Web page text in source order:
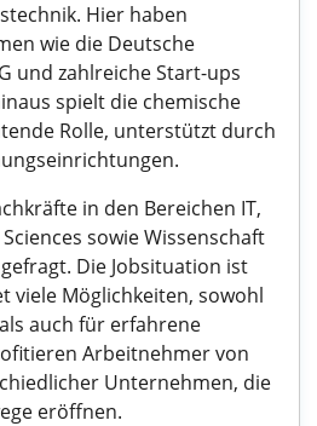
Hier haben
wie die Deutsche
und zahlreiche Start-ups
spielt die chemische
Rolle, unterstützt durch
in den Bereichen IT,
sowie Wissenschaft
Die Jobsituation ist
viele Möglichkeiten, sowohl
auch für erfahrene
Arbeitnehmer von
Unternehmen, die
eröffnen.